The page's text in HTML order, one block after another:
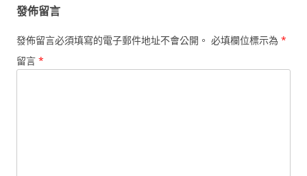
發佈留言
發佈留言必須填寫的電子郵件地址不會公開。 必填欄位標示為 *
留言 *